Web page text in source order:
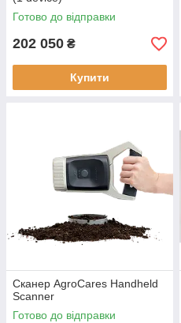
Готово до відправки
202 050 ₴
Купити
Сканер AgroCares Handheld
Scanner
Готово до відправки